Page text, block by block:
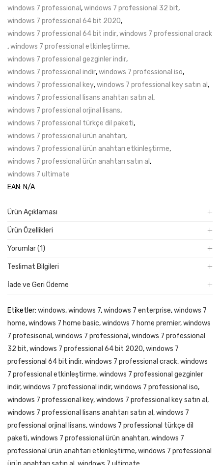
windows 7 professional ,windows 7 professional 32 bit,
windows 7 professional 64 bit 2020,
windows 7 professional 64 bit indir,windows 7 professional crack
,windows 7 professional etkinleştirme,
windows 7 professional gezginler indir,
windows 7 professional indir,windows 7 professional iso,
windows 7 professional key,windows 7 professional key satın al ,
windows 7 professional lisans anahtarı satın al ,
windows 7 professional orjinal lisans,
windows 7 professional türkçe dil paketi,
windows 7 professional ürün anahtarı,
windows 7 professional ürün anahtarı etkinleştirme,
windows 7 professional ürün anahtarı satın al ,
windows 7 ultimate
EAN: N/A
Ürün Açıklaması
Ürün Özellikleri
Yorumlar (1)
Teslimat Bilgileri
İade ve Geri Ödeme
Etiketler: windows,windows 7,windows 7 enterprise,windows 7
home,windows 7 home basic,windows 7 home premier,windows
7 profesisonal ,windows 7 professional ,windows 7 professional
32 bit,windows 7 professional 64 bit 2020,windows 7
professional 64 bit indir,windows 7 professional crack,windows
7 professional etkinleştirme,windows 7 professional gezginler
indir,windows 7 professional indir,windows 7 professional iso,
windows 7 professional key,windows 7 professional key satın al ,
windows 7 professional lisans anahtarı satın al ,windows 7
professional orjinal lisans,windows 7 professional türkçe dil
paketi,windows 7 professional ürün anahtarı,windows 7
professional ürün anahtarı etkinleştirme,windows 7 professional